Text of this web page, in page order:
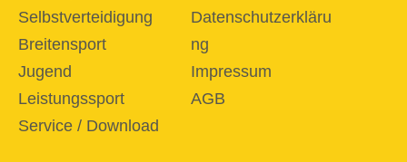
Selbstverteidigung
Breitensport
Jugend
Leistungssport
Service / Download
Datenschutzerkläru
ng
Impressum
AGB